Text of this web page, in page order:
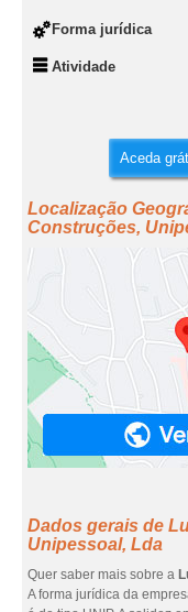
Forma jurídica
Atividade
Aceda
Localização
Construções,
Dados gerais de
Unipessoal, Lda
Quer saber mais sobre a
A forma jurídica da